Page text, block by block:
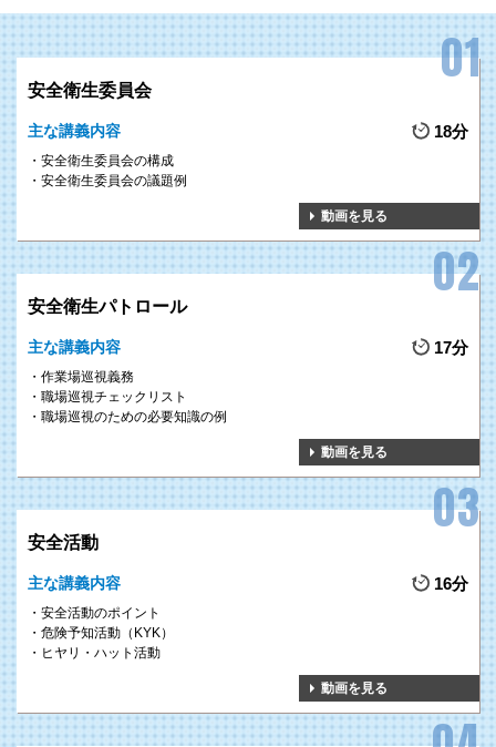
本研修で衛生管理に関する正しい知識を習得することで、衛生管理責任者と
して、安全に食品を提供することができます。
3
日頃からの備えで、
火災発生の防止へ
火災の発生を防ぐには、日頃からの備えが重要です。
本研修で学んだことを活用し、防火管理者として、消防計画の作成や避難訓
練の計画及び実施等をすることで、火災発生を防止し、万が一火災が発生し
てしまった場合でも被害を最小限に抑えることができます。
安全衛生委員会
主な講義内容 18分
安全衛生委員会の構成
安全衛生委員会の議題例
動画を見る
安全衛生パトロール
主な講義内容 17分
作業場巡視義務
職場巡視チェックリスト
職場巡視のための必要知識の例
動画を見る
安全活動
主な講義内容 16分
安全活動のポイント
危険予知活動（KYK）
ヒヤリ・ハット活動
動画を見る